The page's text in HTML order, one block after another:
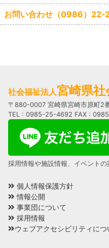
お問い合わせ（0986）
社会福祉法人宮崎県社
〒880-0007 宮崎県宮崎市原町2
TEL : 0985-25-4692 FAX :
採用情報や施設情報、イベントの
個人情報保護方針
情報公開
事業団について
採用情報
ウェブアクセシビリティにつ